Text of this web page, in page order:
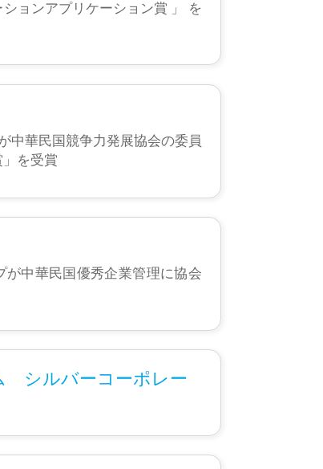
ョンアプリケーション賞 」 を
が中華民国競争力発展協会の委員
を受賞
中華民国優秀企業管理に協会
シルバーコーポレー